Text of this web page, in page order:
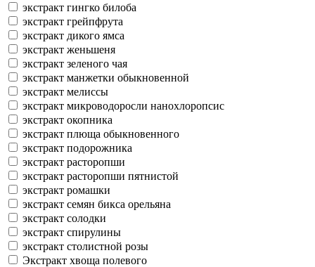
экстракт гингко билоба
экстракт грейпфрута
экстракт дикого ямса
экстракт женьшеня
экстракт зеленого чая
экстракт манжетки обыкновенной
экстракт мелиссы
экстракт микроводоросли нанохлоропсис
экстракт окопника
экстракт плюща обыкновенного
экстракт подорожника
экстракт расторопши
экстракт расторопши пятнистой
экстракт ромашки
экстракт семян бикса орельяна
экстракт солодки
экстракт спирулины
экстракт столистной розы
Экстракт хвоща полевого